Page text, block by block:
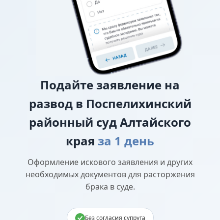
Подайте заявление на
развод в Поспелихинский
районный суд Алтайского
края за 1 день
Оформление искового заявления и других
необходимых документов для расторжения
брака в суде.
Без согласия супруга